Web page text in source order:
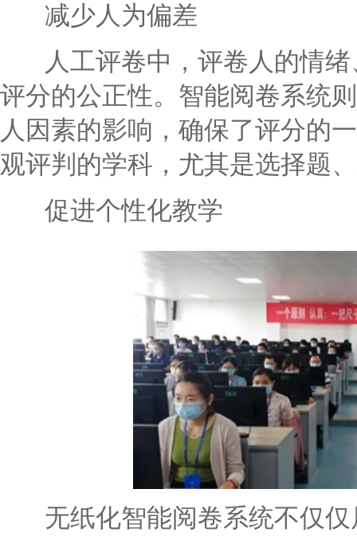
减少人为偏差
人工评卷中，评卷人的情绪
评分的公正性。智能阅卷系统
人因素的影响，确保了评分的
观评判的学科，尤其是选择题
促进个性化教学
无纸化智能阅卷系统不仅仅